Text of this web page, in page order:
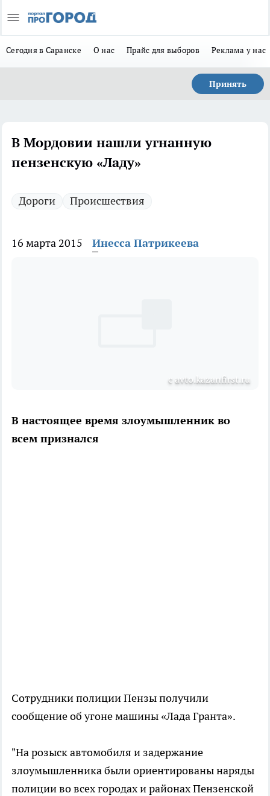
Сегодня в Саранске О нас Прайс для выборов Реклама у нас
Принять
В Мордовии нашли угнанную
пензенскую «Ладу»
Дороги Происшествия
16 марта 2015 Инесса Патрикеева
с avto.kazanfirst.ru
В настоящее время злоумышленник во
всем признался
Сотрудники полиции Пензы получили
сообщение об угоне машины «Лада Гранта».
"На розыск автомобиля и задержание
злоумышленника были ориентированы наряды
полиции во всех городах и районах Пензенской